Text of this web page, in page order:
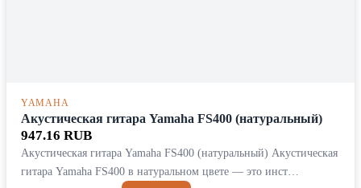
YAMAHA
Акустическая гитара Yamaha FS400 (натуральный)
947.16 RUB
Акустическая гитара Yamaha FS400 (натуральный) Акустическая
гитара Yamaha FS400 в натуральном цвете — это инст…